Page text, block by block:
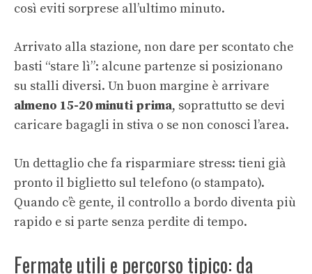
così eviti sorprese all’ultimo minuto.
Arrivato alla stazione, non dare per scontato che
basti “stare lì”: alcune partenze si posizionano
su stalli diversi. Un buon margine è arrivare
almeno 15-20 minuti prima, soprattutto se devi
caricare bagagli in stiva o se non conosci l’area.
Un dettaglio che fa risparmiare stress: tieni già
pronto il biglietto sul telefono (o stampato).
Quando c’è gente, il controllo a bordo diventa più
rapido e si parte senza perdite di tempo.
Fermate utili e percorso tipico: da